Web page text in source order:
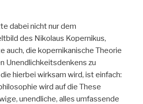
dabei nicht nur dem
des Nikolaus Kopernikus,
auch, die kopernikanische Theorie
Unendlichkeitsdenkens zu
hierbei wirksam wird, ist einfach:
wird auf die These
unendliche, alles umfassende